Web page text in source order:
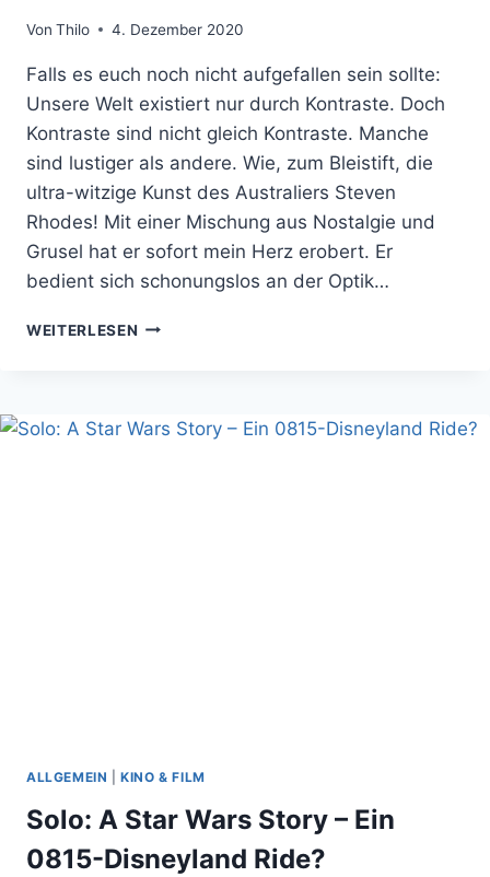
Von Thilo 4. Dezember 2020
Falls es euch noch nicht aufgefallen sein sollte:
Unsere Welt existiert nur durch Kontraste. Doch
Kontraste sind nicht gleich Kontraste. Manche
sind lustiger als andere. Wie, zum Bleistift, die
ultra-witzige Kunst des Australiers Steven
Rhodes! Mit einer Mischung aus Nostalgie und
Grusel hat er sofort mein Herz erobert. Er
bedient sich schonungslos an der Optik…
WEITERLESEN DÄMONEN
ALLGEMEIN |KINO & FILM
Solo: A Star Wars Story – Ein
0815-Disneyland Ride?